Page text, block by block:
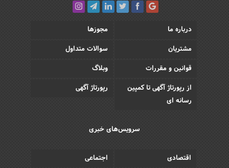
درباره ما
مجوزها
مشتریان
سوالات متداول
قوانین و مقررات
وبلاگ
از رپورتاژ آگهی تا کمپین
رسانه ای
رپورتاژ آگهی
سرویس‌های خبری
اقتصادی اجتماعی